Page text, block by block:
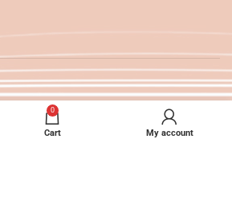
0
Cart My account